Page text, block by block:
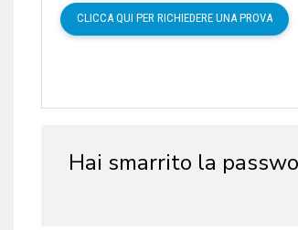
CLICCA QUI PER RICHIEDERE UNA PROVA
Hai smarrito la